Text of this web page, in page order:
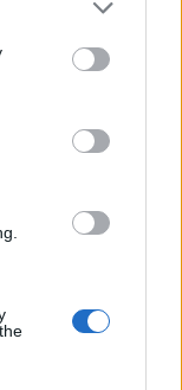
You may click to
party tags to
in below Google
στην
του
10 λεπτά
για…